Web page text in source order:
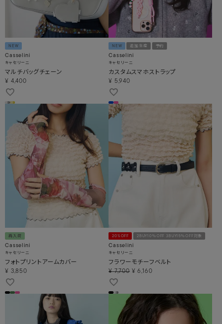
NEW
Casselini
キャセリーニ
マルチバッグチェーン
¥ 4,400
NEW 追加生産 予約
Casselini
キャセリーニ
カスタムスマホストラップ
¥ 5,940
再入荷
Casselini
キャセリーニ
フォトプリントアームカバー
¥ 3,850
20%OFF 2BUY10％OFF 3BUY15％OFF対象
Casselini
キャセリーニ
フラワーモチーフベルト
¥ 7,700 ¥ 6,160